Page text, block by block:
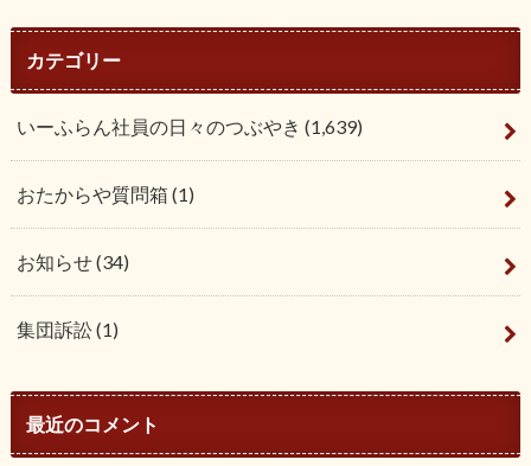
カテゴリー
いーふらん社員の日々のつぶやき (1,639)
おたからや質問箱 (1)
お知らせ(34)
集団訴訟(1)
最近のコメント